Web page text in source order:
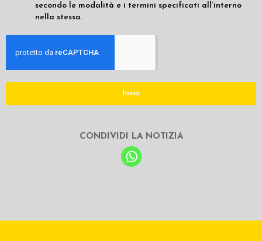
secondo le modalità e i termini specificati all’interno
nella stessa.
Invia
CONDIVIDI LA NOTIZIA